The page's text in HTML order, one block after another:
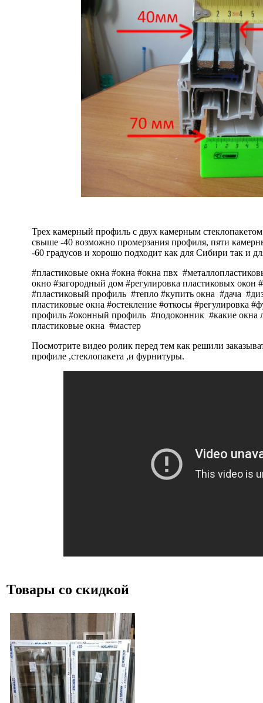
Трех камерный профиль с двух камерным
свыше -40 возможно промерзания профиля, пяти
-60 градусов и хорошо подходит как для Сибири так и
#пластиковые окна #окна #окна пвх
окно #загородный дом #регулировка пластиковых
#пластиковый профиль #тепло #купить окна #дача
пластиковые окна #остекление #откосы #регулировка
профиль #оконный профиль #подоконник #какие окна
пластиковые окна #мастер
Посмотрите видео ролик перед тем как решили
профиле ,стеклопакета ,и фурнитуры.
Товары со скидкой